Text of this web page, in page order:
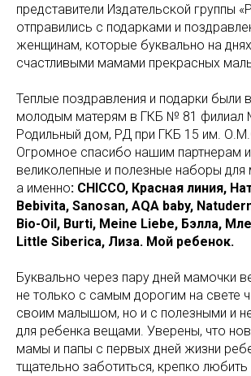
представители Издательской группы
отправились с подарками и
женщинам, которые буквально на
счастливыми мамами прекрасных
Теплые поздравления и подарки были
молодым матерям в ГКБ № 81
Родильный дом, РД при ГКБ 15 им.
Огромное спасибо нашим партнерам
великолепные и полезные наборы
а именно: CHICCO, Красная линия,
Bebivita, Sanosan, AQA baby,
Bio-Oil, Burti, Meine Liebe, Бэлла,
Little Siberica, Лиза. Мой ребенок.
Буквально через пару дней мамочки
не только с самым дорогим на свете
своим малышом, но и с полезными и
для ребенка вещами. Уверены, что
мамы и папы с первых дней жизни
тщательно заботиться, крепко